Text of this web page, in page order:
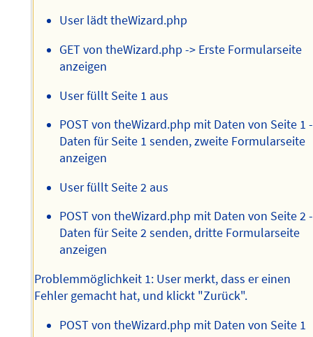
User lädt theWizard.php
GET von theWizard.php -> Erste Formularseite
anzeigen
User füllt Seite 1 aus
POST von theWizard.php mit Daten von Seite 1
Daten für Seite 1 senden, zweite Formularseite
anzeigen
User füllt Seite 2 aus
POST von theWizard.php mit Daten von Seite 2
Daten für Seite 2 senden, dritte Formularseite
anzeigen
Problemmöglichkeit 1: User merkt, dass er einen
Fehler gemacht hat, und klickt "Zurück".
POST von theWizard.php mit Daten von Seite 1